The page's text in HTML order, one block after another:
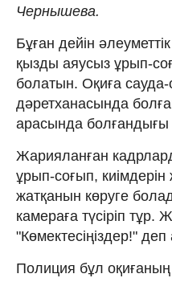
Чернышева.
Бұған дейін
қызды аяусыз ұрып-
болатын. Оқиға
дәретханасында
арасында болғандығы
Жарияланған
ұрып-соғып,
жатқанын көруге
камераға түсіріп тұр.
"Көмектесіңіздер!"
Полиция бұл